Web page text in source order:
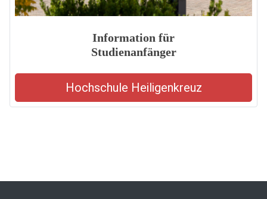
Information für
Studienanfänger
Hochschule Heiligenkreuz